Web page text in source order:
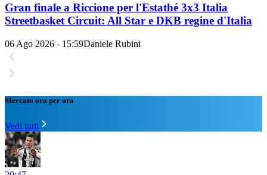
Gran finale a Riccione per l'Estathé 3x3 Italia
Streetbasket Circuit: All Star e DKB regine d'Italia
06 Ago 2026 - 15:59Daniele Rubini
Mercato ora per ora
Vedi tutti